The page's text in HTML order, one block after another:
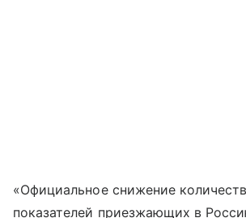
«Официальное снижение
показателей приезжающих в